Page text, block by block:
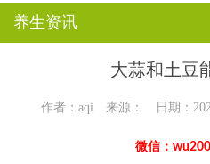
养生资讯
大蒜和土豆
作者：aqi 来源： 日期：
微信：